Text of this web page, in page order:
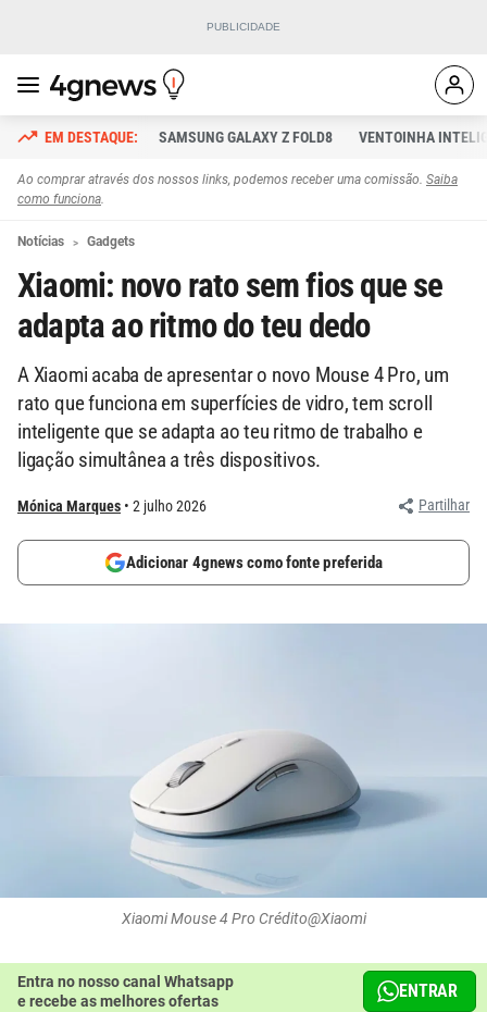
SAMSUNG GALAXY Z FOLD8 VENTOINHA
Ao comprar através dos nossos links, podemos receber uma comissão. Saiba
como funciona.
Notícias Gadgets
Xiaomi: novo rato sem fios que se
adapta ao ritmo do teu dedo
A Xiaomi acaba de apresentar o novo Mouse 4 Pro, um
rato que funciona em superfícies de vidro, tem scroll
inteligente que se adapta ao teu ritmo de trabalho e
ligação simultânea a três dispositivos.
Mónica Marques 2 julho 2026 Partilhar
Adicionar 4gnews como fonte preferida
Xiaomi Mouse 4 Pro Crédito@Xiaomi
Entra no nosso canal Whatsapp
e recebe as melhores ofertas
ENTRAR